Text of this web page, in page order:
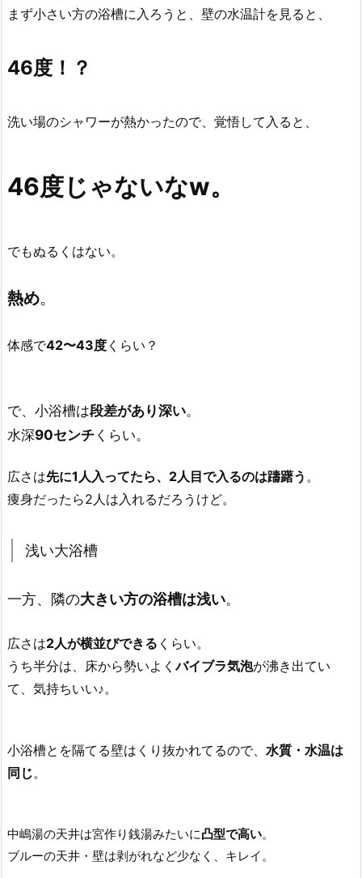
まず小さい方の浴槽に入ろうと、壁の水温計を見ると、
46度！？
洗い場のシャワーが熱かったので、覚悟して入ると、
46度じゃないなw。
でもぬるくはない。
熱め。
体感で42〜43度 くらい？
で、小浴槽は段差があり深い。
水深90センチ くらい。
広さは先に1人入ってたら、2人目で入るのは躊躇う 。
痩身だったら2人は入れるだろうけど。
浅い大浴槽
一方、隣の大きい方の浴槽は浅い。
広さは2人が横並びできる くらい。
うち半分は、床から勢いよくバイブラ気泡が沸き出てい
て、気持ちいい♪。
小浴槽とを隔てる壁はくり抜かれてるので、 水質・水温は
同じ。
中嶋湯の天井は宮作り銭湯みたいに凸型で高い。
ブルーの天井・壁は剥がれなど少なく、キレイ。